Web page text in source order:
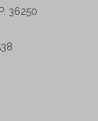
36250